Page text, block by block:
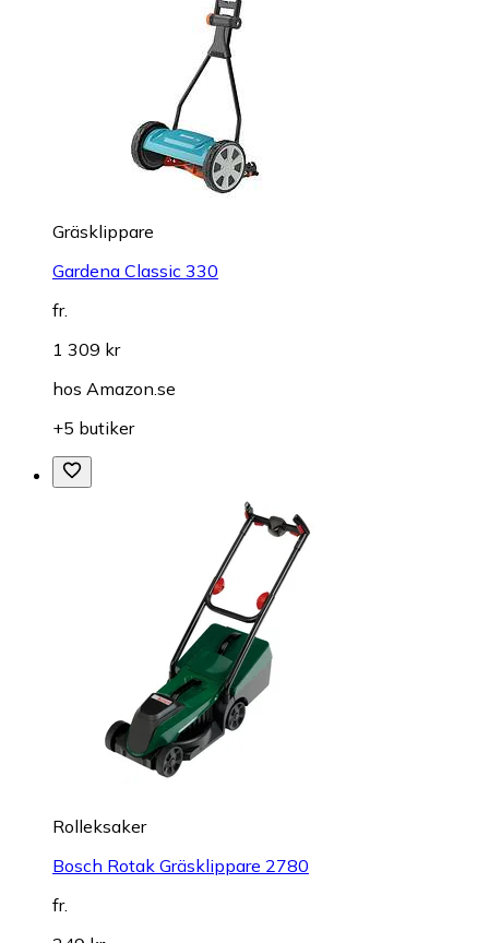
Gräsklippare
Gardena Classic 330
fr.
1 309 kr
hos Amazon.se
+5 butiker
Rolleksaker
Bosch Rotak Gräsklippare 2780
fr.